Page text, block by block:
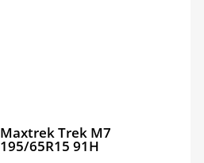
Maxtrek Trek M7
195/65R15 91H